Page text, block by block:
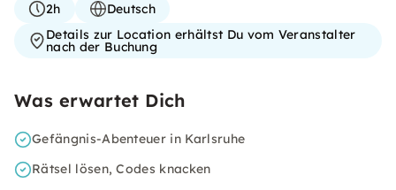
2h
Deutsch
Details zur Location erhältst Du vom Veranstalter
nach der Buchung
Was erwartet Dich
Gefängnis-Abenteuer in Karlsruhe
Rätsel lösen, Codes knacken